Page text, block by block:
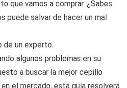
que vamos a comprar. ¿Sabes
puede salvar de hacer un mal
de un experto.
algunos problemas en su
a buscar la mejor cepillo
el mercado, esta guía resolverá